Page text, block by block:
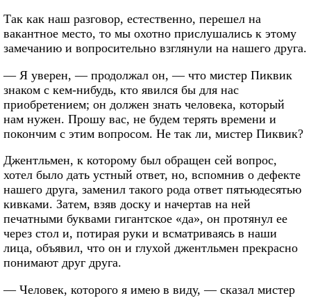
Так как наш разговор, естественно, перешел на
вакантное место, то мы охотно прислушались к этому
замечанию и вопросительно взглянули на нашего друга.
— Я уверен, — продолжал он, — что мистер Пиквик
знаком с кем-нибудь, кто явился бы для нас
приобретением; он должен знать человека, который
нам нужен. Прошу вас, не будем терять времени и
покончим с этим вопросом. Не так ли, мистер Пиквик?
Джентльмен, к которому был обращен сей вопрос,
хотел было дать устный ответ, но, вспомнив о дефекте
нашего друга, заменил такого рода ответ пятьюдесятью
кивками. Затем, взяв доску и начертав на ней
печатными буквами гигантское «да», он протянул ее
через стол и, потирая руки и всматриваясь в наши
лица, объявил, что он и глухой джентльмен прекрасно
понимают друг друга.
— Человек, которого я имею в виду, — сказал мистер